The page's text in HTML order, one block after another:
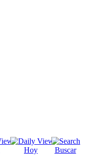
Hoy
Buscar